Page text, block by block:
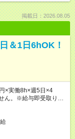
掲載日：2026.08.05
＆1日6hOK！
×実働8h×週5日×4
ん。※給与即受取りサ